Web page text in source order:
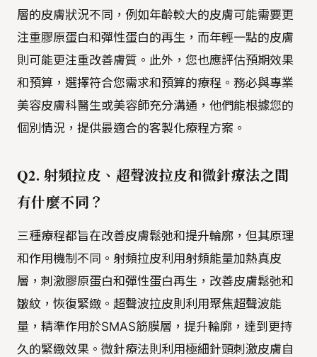
層的皮膚狀況不同，例如年齡較大的皮膚可能需要更
注重膠原蛋白和彈性蛋白的再生，而年輕一點的皮膚
則可能更注重改善膚質。此外，您也應評估預期效果
和預算，選擇符合您需求和預算的療程。務必與專業
美容皮膚科醫生或美容師充分溝通，他們能根據您的
個別情況，提供最適合的客製化療程方案。
Q2. 射頻拉皮、超聲波拉皮和微針療法之間
有什麼不同？
三種療程都旨在改善皮膚鬆弛和提升輪廓，但其原理
和作用機制不同。射頻拉皮利用射頻能量加熱真皮
層，刺激膠原蛋白和彈性蛋白再生，改善皮膚鬆弛和
皺紋，恢復緊緻。超聲波拉皮則利用聚焦超聲波能
量，精準作用於SMAS筋膜層，提升輪廓，達到更持
久的緊緻效果。微針療法則利用極細針頭刺激皮膚自